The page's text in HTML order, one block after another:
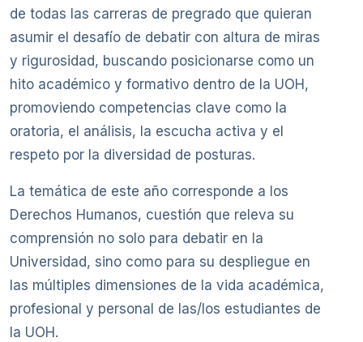
de todas las carreras de pregrado que quieran
asumir el desafío de debatir con altura de miras
y rigurosidad, buscando posicionarse como un
hito académico y formativo dentro de la UOH,
promoviendo competencias clave como la
oratoria, el análisis, la escucha activa y el
respeto por la diversidad de posturas.
La temática de este año corresponde a los
Derechos Humanos, cuestión que releva su
comprensión no solo para debatir en la
Universidad, sino como para su despliegue en
las múltiples dimensiones de la vida académica,
profesional y personal de las/los estudiantes de
la UOH.